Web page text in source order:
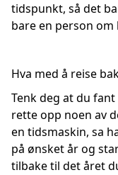
tidspunkt, så det
bare en person om
Hva med å reise
Tenk deg at du
rette opp noen av
en tidsmaskin, sa
på ønsket år og
tilbake til det året